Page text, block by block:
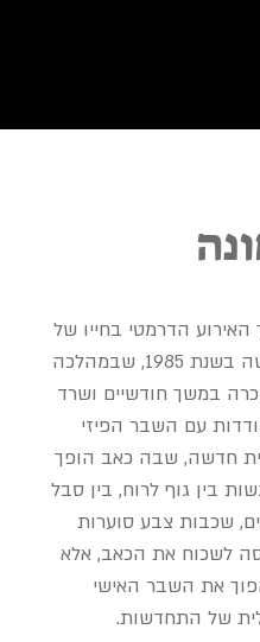
הדרמטי בחייו של
לורנס זיו – תאונת דרכים קשה בשנת 1985, שבמהלכה
במשך חודשיים ושרד
עם השבר הפיזי
חדשה, שבה כאב הופך
בין גוף לרוח, בין סבל
שכבות צבע סוערות
לשכוח את הכאב, אלא
את השבר האישי
של התחדשות.